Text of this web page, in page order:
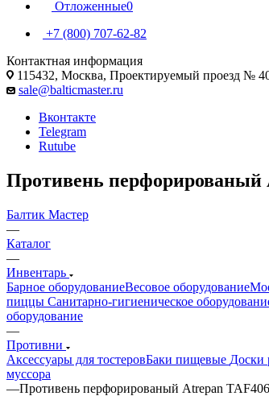
Отложенные0
+7 (800) 707-62-82
Контактная информация
115432, Москва, Проектируемый проезд №
sale@balticmaster.ru
Вконтакте
Telegram
Rutube
Противень перфорированый
Балтик Мастер
—
Каталог
—
Инвентарь
Барное оборудованиеВесовое оборудование
пиццы Санитарно-гигиеническое
оборудование
—
Противни
Аксессуары для тостеровБаки пищевые Доски
муссора
—Противень перфорированый Atrepan